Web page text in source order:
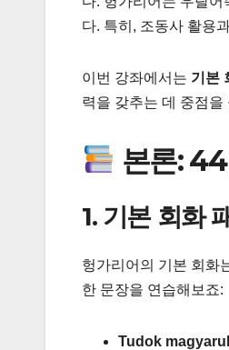
다. 특히, 조동사 활용
이번 강좌에서는 기본
력을 갖추는 데 중점을
본론:
1. 기본 회화
헝가리어의 기본 회화
한 문장을 연습해보죠:
Tudok